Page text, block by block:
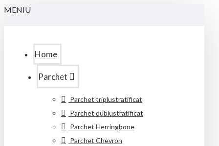
MENIU
Home
Parchet
Parchet triplustratificat
Parchet dublustratificat
Parchet Herringbone
Parchet Chevron